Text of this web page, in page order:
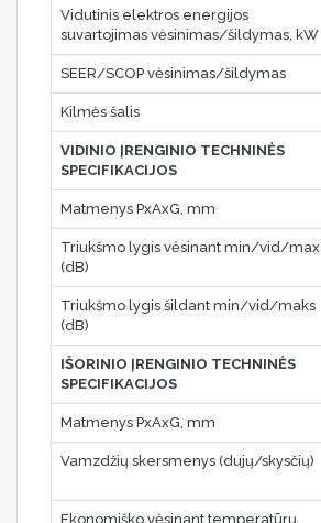
Vidutinis elektros energijos
suvartojimas vėsinimas/šildymas, kW
SEER/SCOP vėsinimas/šildymas
Kilmės šalis
VIDINIO ĮRENGINIO TECHNINĖS
SPECIFIKACIJOS
Matmenys PxAxG, mm
Triukšmo lygis vėsinant min/vid/max
(dB)
Triukšmo lygis šildant min/vid/maks
(dB)
IŠORINIO ĮRENGINIO TECHNINĖS
SPECIFIKACIJOS
Matmenys PxAxG, mm
Vamzdžių skersmenys (dujų/skysčių)
Ekonomiško vėsinant temperatūrų